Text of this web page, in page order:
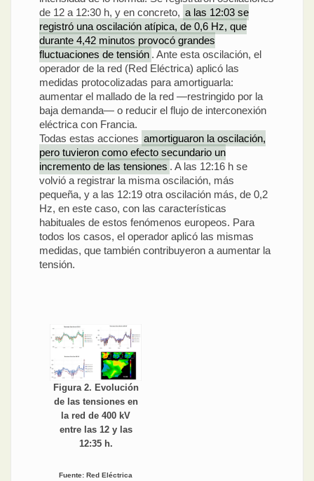
de 12 a 12:30 h, y en concreto, a las 12:03 se
registró una oscilación atípica, de 0,6 Hz, que
durante 4,42 minutos provocó grandes
fluctuaciones de tensión . Ante esta oscilación, el
operador de la red (Red Eléctrica) aplicó las
medidas protocolizadas para amortiguarla:
aumentar el mallado de la red —restringido por la
baja demanda— o reducir el flujo de interconexión
eléctrica con Francia.
Todas estas acciones amortiguaron la oscilación,
pero tuvieron como efecto secundario un
incremento de las tensiones . A las 12:16 h se
volvió a registrar la misma oscilación, más
pequeña, y a las 12:19 otra oscilación más, de 0,2
Hz, en este caso, con las características
habituales de estos fenómenos europeos. Para
todos los casos, el operador aplicó las mismas
medidas, que también contribuyeron a aumentar la
tensión.
Figura 2. Evolución
de las tensiones en
la red de 400 kV
entre las 12 y las
12:35 h.
Fuente: Red Eléctrica